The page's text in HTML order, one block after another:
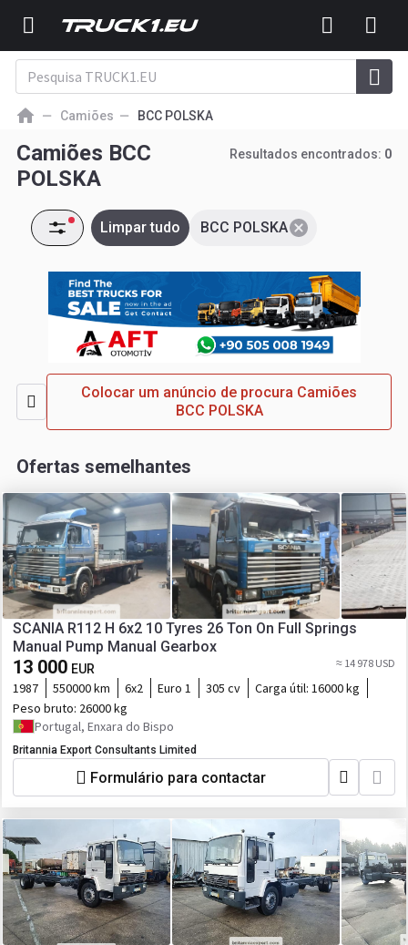
Camiões BCC POLSKA
Camiões BCC
POLSKA
Resultados encontrados: 0
BCC POLSKA
Limpar tudo
Colocar um anúncio de procura Camiões
BCC POLSKA
Ofertas semelhantes
SCANIA R112 H 6x2 10 Tyres 26 Ton On Full Springs
Manual Pump Manual Gearbox
13 000 EUR ≈ 14 978 USD
1987 550000 km 6x2 Euro 1 305 cv Carga útil: 16000 kg
Peso bruto: 26000 kg
Portugal, Enxara do Bispo
Britannia Export Consultants Limited
Formulário para contactar